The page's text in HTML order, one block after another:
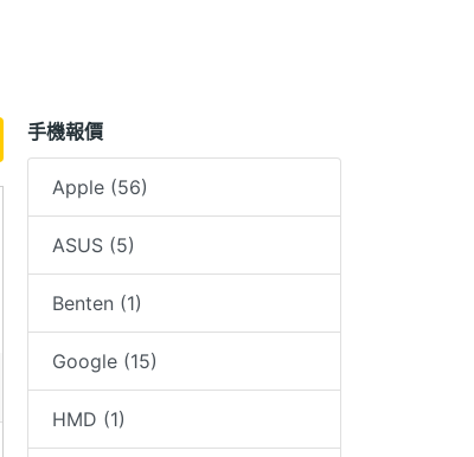
手機報價
Apple (56)
ASUS (5)
Benten (1)
Google (15)
HMD (1)